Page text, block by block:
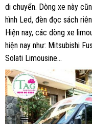
di chuyển. Dòng xe này
hình Led, đèn đọc sách
Hiện nay, các dòng xe
hiện nay như: Mitsubishi
Solati Limousine…